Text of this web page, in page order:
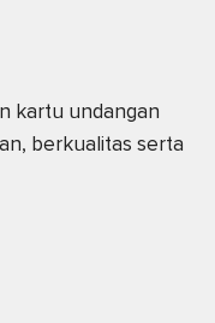
kartu undangan
berkualitas serta